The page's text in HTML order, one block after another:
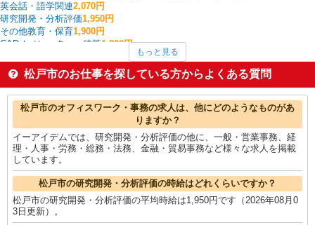
英会話・語学関連2,070円
研究開発・分析評価1,950円
その他教育・保育1,900円
CADオペレーター・積算1,800円
整備士・板金1,700円
その他建築・設備・アクティブワーク
1,700円
看護師・保健師・看護助手・助産師1,688円
松戸市の他の職種の平均時給を見る
もっと見る
松戸市のお仕事を探している方からよくある質問
松戸市のオフィスワーク・事務の求人は、他にどのようなものがあ
りますか？
イーアイデムでは、研究開発・分析評価の他に、一般・営業事務、経
理・人事・労務・総務・法務、金融・貿易事務など様々な求人を掲載
しています。
松戸市の研究開発・分析評価の時給はどれくらいですか？
松戸市の研究開発・分析評価の平均時給は1,950円です（2026年08月0
3日更新）。